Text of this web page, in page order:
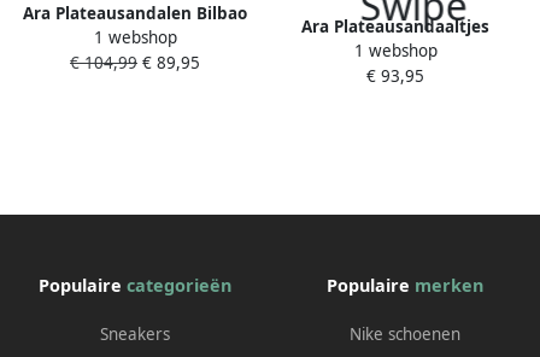
Ara Plateausandalen Bilbao
sleehaksandaal zomerschoen
comfortabele schoen in g-
1 webshop
€ 104,99 € 89,95
Ara Plateausandaaltjes
Bilbao zomerschoen sandaal
plateauhak met
1 webshop
€ 93,95
Populaire categorieën
Sneakers
Populaire merken
Nike schoenen